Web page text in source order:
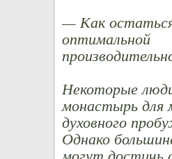
— Как
оптимальной
Некоторые
монастырь для
духовного
Однако